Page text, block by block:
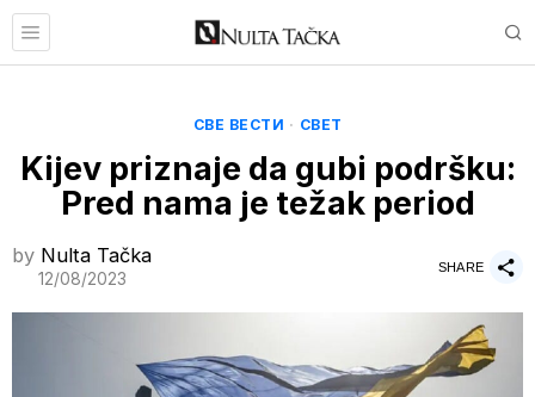
СВЕ ВЕСТИ · СВЕТ
Kijev priznaje da gubi podršku:
Pred nama je težak period
by Nulta Tačka
12/08/2023
SHARE